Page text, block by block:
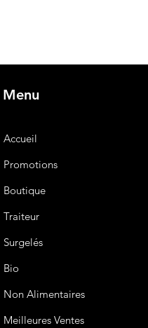
Menu
Accueil
Promotions
Boutique
Traiteur
Surgelés
Bio
Non Alimentaires
Meilleures Ventes